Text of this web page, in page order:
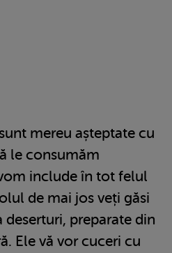
mereu așteptate cu
le consumăm
include în tot felul
de mai jos veți găsi
deserturi, preparate din
Ele vă vor cuceri cu